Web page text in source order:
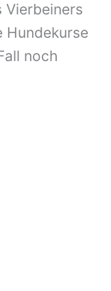
Vierbeiners
Hundekurse
noch